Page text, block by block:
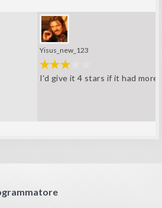
Yisus_new_123
I'd give it 4 stars if it had more